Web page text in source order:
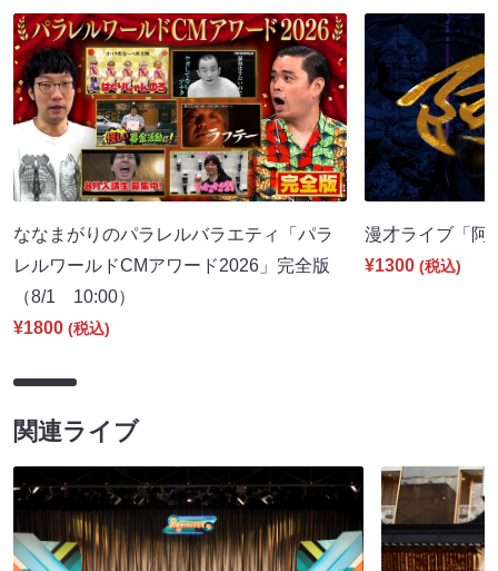
ななまがりのパラレルバラエティ「パラ
レルワールドCMアワード2026」完全版
（8/1 10:00）
¥1800 (税込)
漫才ライブ「
¥1300 (税込)
関連ライブ